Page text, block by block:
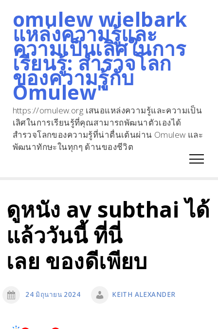
Skip
content
omulew wielbark
แหล่งความรู้และ
ความเป็นเลิศในการ
เรียนรู้: สำรวจโลก
ของความรู้กับ
Omulew"
https://omulew.org เสนอแหล่งความรู้และความเป็น
เลิศในการเรียนรู้ที่คุณสามารถพัฒนาตัวเองได้
สำรวจโลกของความรู้ที่น่าตื่นเต้นผ่าน Omulew และ
พัฒนาทักษะในทุกๆ ด้านของชีวิต
ดูหนัง av subthai ได้
แล้ววันนี้ ที่นี่
เลย ของดีเพียบ
24 มิถุนายน 2024 KEITH ALEXANDER